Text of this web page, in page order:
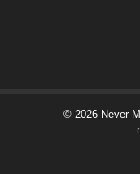
© 2026 Never